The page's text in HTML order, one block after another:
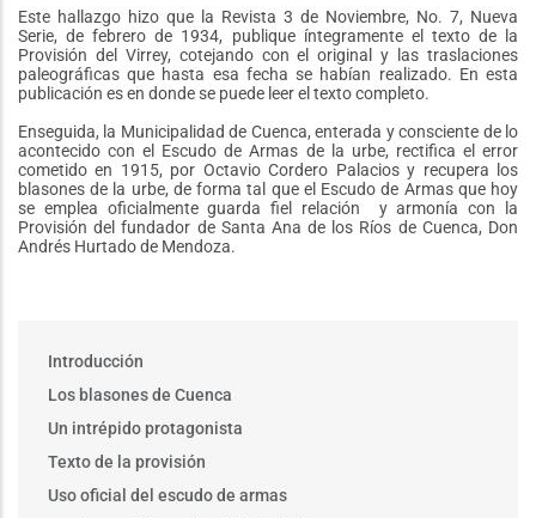
Este hallazgo hizo que la Revista 3 de Noviembre, No. 7, Nueva
Serie, de febrero de 1934, publique íntegramente el texto de la
Provisión del Virrey, cotejando con el original y las traslaciones
paleográficas que hasta esa fecha se habían realizado. En esta
publicación es en donde se puede leer el texto completo.
Enseguida, la Municipalidad de Cuenca, enterada y consciente de lo
acontecido con el Escudo de Armas de la urbe, rectifica el error
cometido en 1915, por Octavio Cordero Palacios y recupera los
blasones de la urbe, de forma tal que el Escudo de Armas que hoy
se emplea oficialmente guarda fiel relación y armonía con la
Provisión del fundador de Santa Ana de los Ríos de Cuenca, Don
Andrés Hurtado de Mendoza.
Main
menu
Introducción
Los blasones de Cuenca
Un intrépido protagonista
Texto de la provisión
Uso oficial del escudo de armas